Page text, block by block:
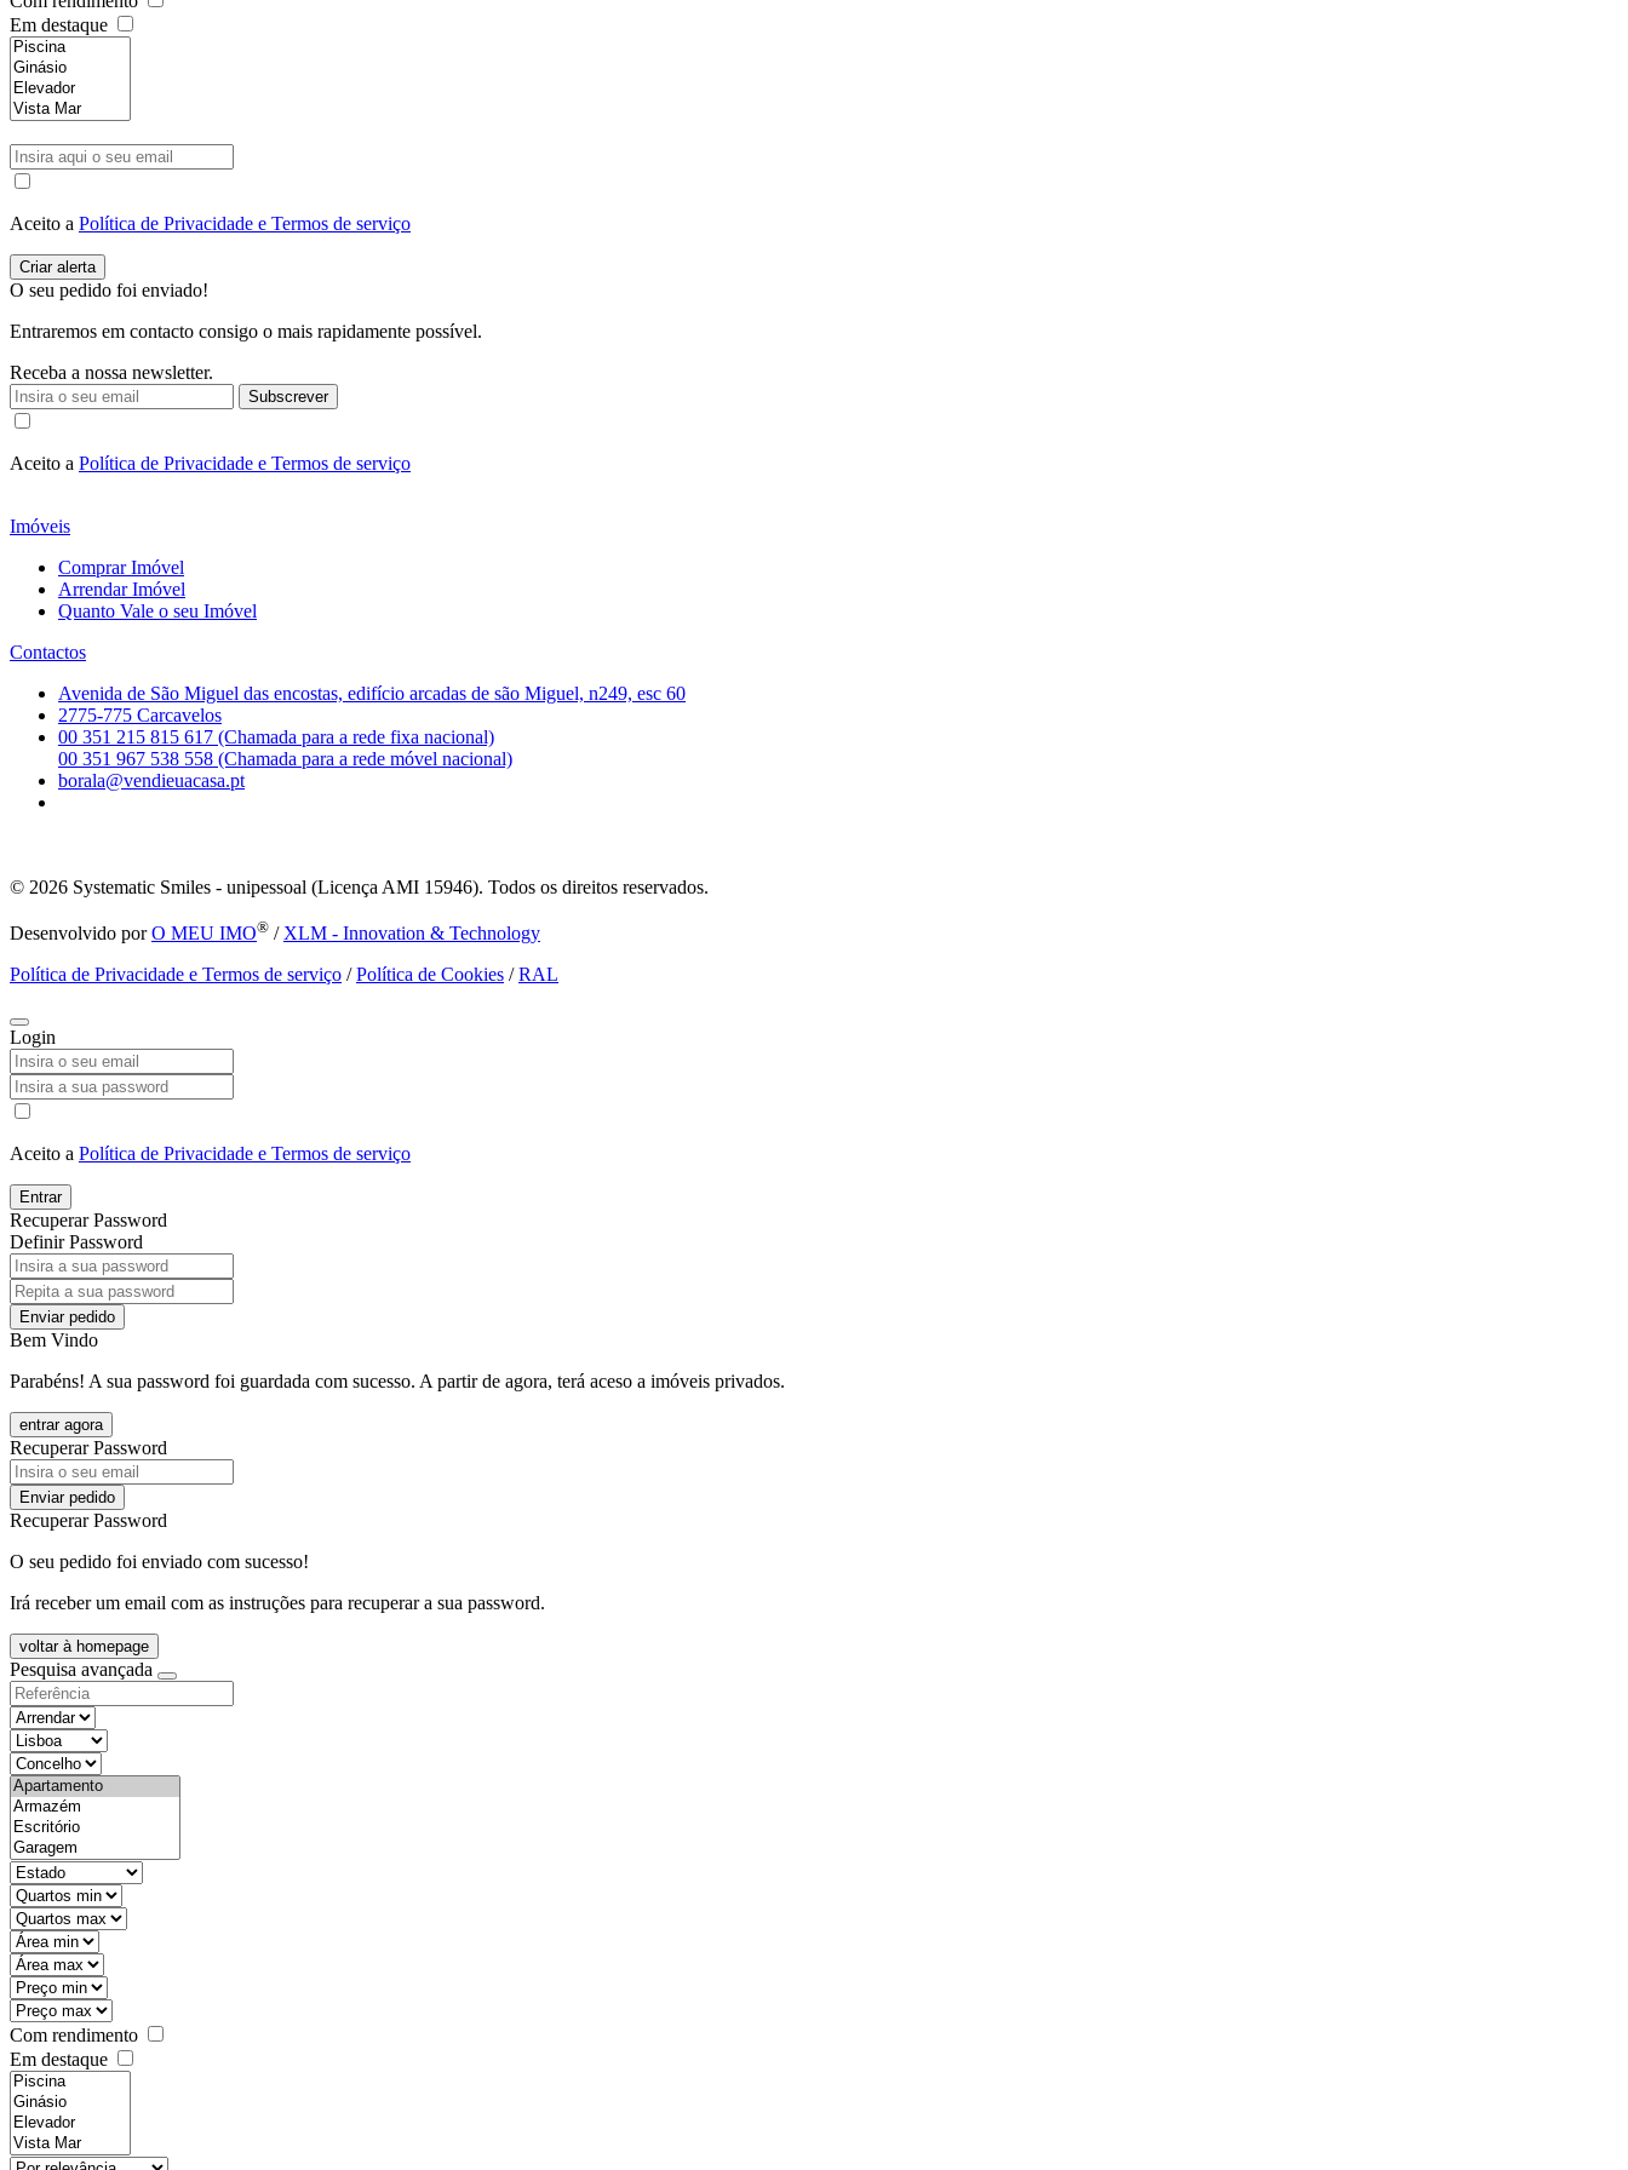
Em destaque
Aceito a Política de Privacidade e Termos de serviço
O seu pedido foi enviado!
Entraremos em contacto consigo o mais rapidamente possível.
Receba a nossa newsletter.
Subscrever
Aceito a Política de Privacidade e Termos de serviço
Imóveis
Comprar Imóvel
Arrendar Imóvel
Quanto Vale o seu Imóvel
Contactos
Avenida de São Miguel das encostas, edifício arcadas de são Miguel, n249, esc 60
2775-775 Carcavelos
00 351 215 815 617 (Chamada para a rede fixa nacional)
00 351 967 538 558 (Chamada para a rede móvel nacional)
borala@vendieuacasa.pt
© 2026 Systematic Smiles - unipessoal (Licença AMI 15946). Todos os direitos reservados.
Desenvolvido porO MEU IMO® / XLM - Innovation & Technology
Política de Privacidade e Termos de serviço /Política de Cookies /RAL
Login
Aceito a Política de Privacidade e Termos de serviço
Entrar
Recuperar Password
Definir Password
Enviar pedido
Bem Vindo
Parabéns! A sua password foi guardada com sucesso. A partir de agora, terá aceso a imóveis privados.
entrar agora
Recuperar Password
Enviar pedido
Recuperar Password
O seu pedido foi enviado com sucesso!
Irá receber um email com as instruções para recuperar a sua password.
voltar à homepage
Pesquisa avançada
objective
districtId
countyId
types
state
mintypo
maxtypo
minarea
maxarea
minprice
maxprice
Com rendimento
Em destaque
features